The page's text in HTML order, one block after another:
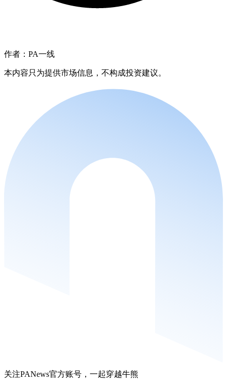
作者：PA一线
本内容只为提供市场信息，不构成投资建议。
关注PANews官方账号，一起穿越牛熊